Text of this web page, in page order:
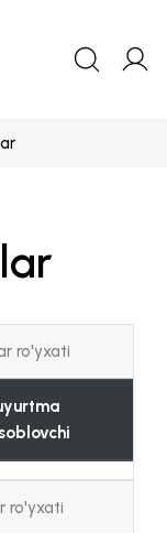
ro'yxati
ro'yxati